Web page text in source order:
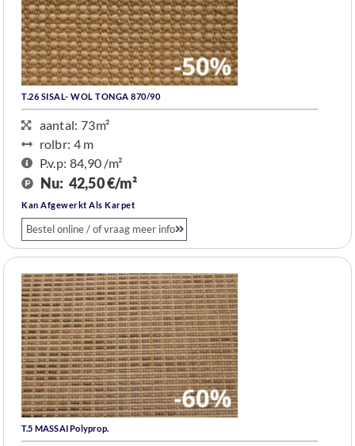
T.26 SISAL- WOL TONGA 870/90
aantal: 73m²
rolbr: 4 m​
P.v.p: 84,90 /m²
Nu: 42,50 €/m²
Kan Afgewerkt Als Karpet
Bestel online / of vraag meer info
T.5 MASSAI Polyprop.